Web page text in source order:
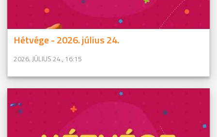
Hétvége - 2026. július 24.
2026. JÚLIUS 24., 16:15